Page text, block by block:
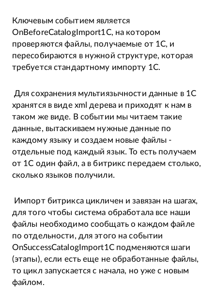
Ключевым событием является
OnBeforeCatalogImport1C, на котором
проверяются файлы, получаемые от 1С, и
пересобираются в нужной структуре, которая
требуется стандартному импорту 1С.
Для сохранения мультиязычности данные в 1С
хранятся в виде xml дерева и приходят к нам в
таком же виде. В событии мы читаем такие
данные, вытаскиваем нужные данные по
каждому языку и создаем новые файлы -
отдельные под каждый язык. То есть получаем
от 1С один файл, а в битрикс передаем столько,
сколько языков получили.
Импорт битрикса цикличен и завязан на шагах,
для того чтобы система обработала все наши
файлы необходимо сообщать о каждом файле
по отдельности, для этого на событии
OnSuccessCatalogImport1C подменяются шаги
(этапы), если есть еще не обработанные файлы,
то цикл запускается с начала, но уже с новым
файлом.